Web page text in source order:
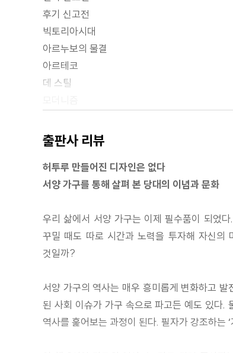
후기 신고전
빅토리아시대
아르누보의 물결
아르테코
데 스틸
플라스틱가구
디자인의 다원화
1990~2000년대
출판사 리뷰
허투루 만들어진 디자인은 없다
서양 가구를 통해 살펴 본 당대의 이념과 문화
우리 삶에서 서양 가구는 이제 필수품이 되었
꾸밀 때도 따로 시간과 노력을 투자해 자신의
것일까?
서양 가구의 역사는 매우 흥미롭게 변화하고
된 사회 이슈가 가구 속으로 파고든 예도 있다.
역사를 훑어보는 과정이 된다. 필자가 강조하는